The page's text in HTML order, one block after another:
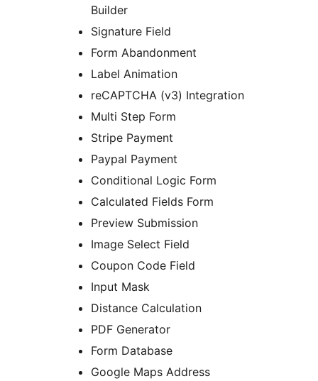
Builder
Signature Field
Form Abandonment
Label Animation
reCAPTCHA (v3) Integration
Multi Step Form
Stripe Payment
Paypal Payment
Conditional Logic Form
Calculated Fields Form
Preview Submission
Image Select Field
Coupon Code Field
Input Mask
Distance Calculation
PDF Generator
Form Database
Google Maps Address